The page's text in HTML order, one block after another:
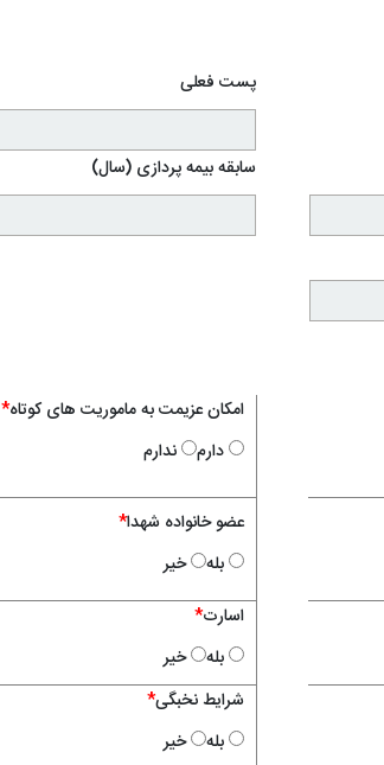
پست فعلی
سابقه بیمه پردازی (سال)
امکان عزیمت به ماموریت های کوتاه*
دارم
ندارم
عضو خانواده شهدا*
بله
خیر
اسارت*
بله
خیر
شرایط نخبگی*
بله
خیر